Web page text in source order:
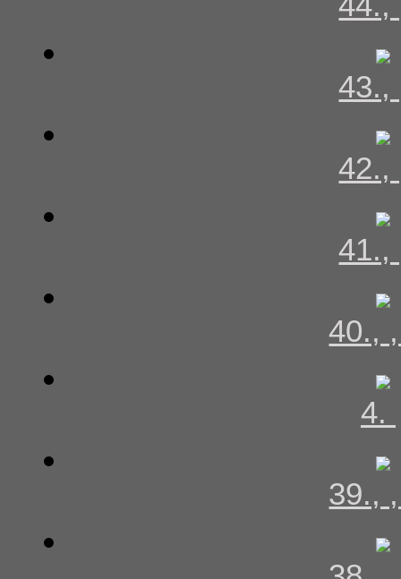
40.,
4.
39.,